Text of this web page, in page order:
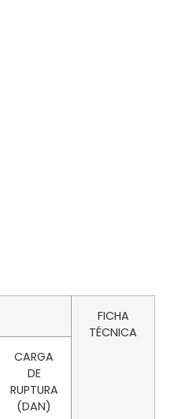
FICHA
TÉCNICA
CARGA
DE
RUPTURA
(DAN)